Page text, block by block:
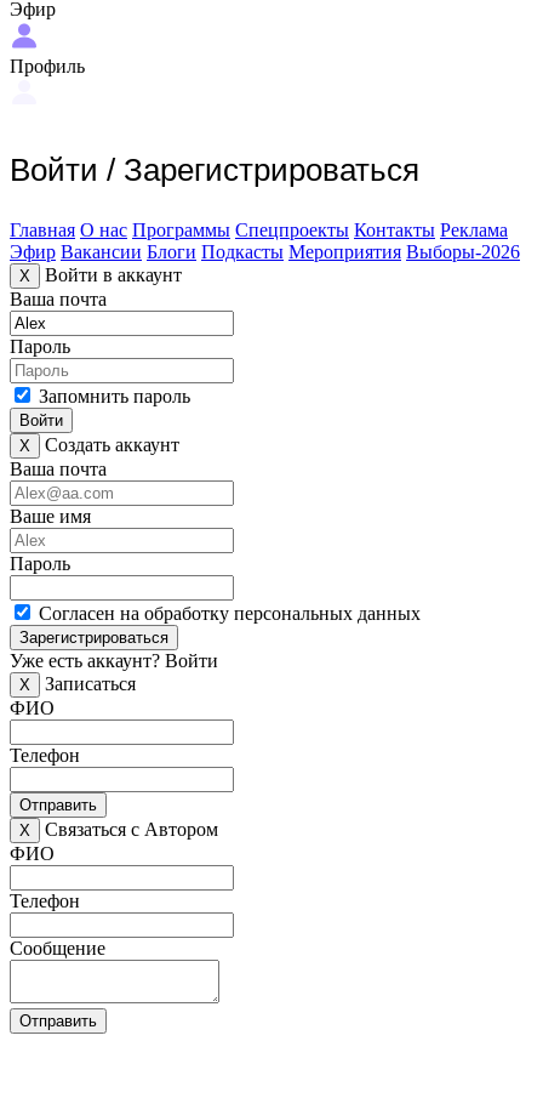
Эфир
Профиль
Войти / Зарегистрироваться
Главная О нас Программы Спецпроекты Контакты Реклама
Эфир Вакансии Блоги Подкасты Мероприятия Выборы-2026
X
Войти в аккаунт
Ваша почта
Пароль
Запомнить пароль
Войти
X
Создать аккаунт
Ваша почта
Ваше имя
Пароль
Согласен на обработку персональных данных
Зарегистрироваться
Уже есть аккаунт? Войти
X
Записаться
ФИО
Телефон
Отправить
X
Связаться с Автором
ФИО
Телефон
Сообщение
Отправить